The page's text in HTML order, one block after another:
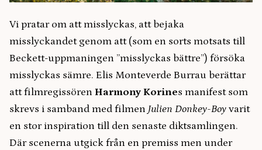
Vi pratar om att misslyckas, att bejaka
misslyckandet genom att (som en sorts motsats till
Beckett-uppmaningen ”misslyckas bättre”) försöka
misslyckas sämre. Elis Monteverde Burrau berättar
att filmregissören Harmony Korines manifest som
skrevs i samband med filmen Julien Donkey-Boy varit
en stor inspiration till den senaste diktsamlingen.
Där scenerna utgick från en premiss men under